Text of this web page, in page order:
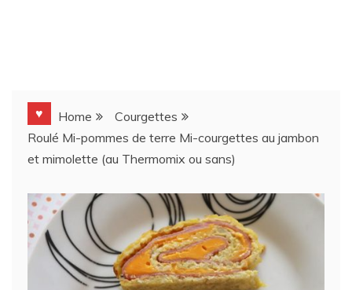
♥ Home
Courgettes
Roulé Mi-pommes de terre Mi-courgettes au jambon
et mimolette (au Thermomix ou sans)